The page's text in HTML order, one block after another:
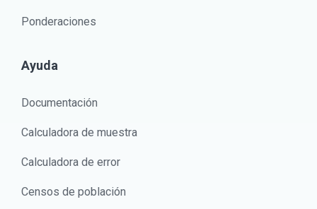
Ponderaciones
Ayuda
Documentación
Calculadora de muestra
Calculadora de error
Censos de población